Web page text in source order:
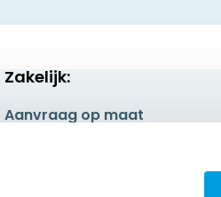
Zakelijk:
Aanvraag op maat